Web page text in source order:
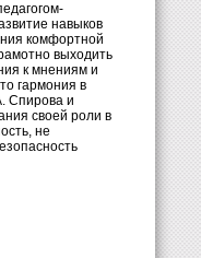
навыков
комфортной
выходить
к мнениям и
гармония в
Спирова и
своей роли в
не